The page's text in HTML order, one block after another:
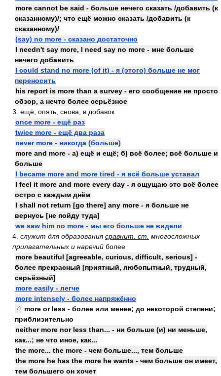
more cannot be said - больше нечего сказать /добавить (к
сказанному)/; что ещё можно сказать /добавить (к
сказанному)/
(say) no more - сказано достаточно
I needn't say more, I need say no more - мне больше
нечего добавить
I could stand no more (of it) - я (этого) больше не мог
переносить
his report is more than a survey - его сообщение не просто
обзор, а нечто более серьёзное
3. ещё; опять, снова; в добавок
once more - ещё раз
twice more - ещё два раза
never more - никогда (больше)
more and more - а) ещё и ещё; б) всё более; всё больше и
больше
I became more and more tired - я всё больше уставал
I feel it more and more every day - я ощущаю это всё более
остро с каждым днём
I shall not return [go there] any more - я больше не
вернусь [не пойду туда]
we saw him no more - мы его больше не видели
4. служит для образованиясравнит. ст. многосложных
прилагательных и наречий более
more beautiful [agreeable, curious, difficult, serious] -
более прекрасный [приятный, любопытный, трудный,
серьёзный]
more easily - легче
more intensely - более напряжённо
♢ more or less - более или менее; до некоторой степени;
приблизительно
neither more nor less than... - ни больше (и) ни меньше,
как...; не что иное, как...
the more... the more - чем больше..., тем больше
the more he has the more he wants - чем больше он имеет,
тем большего он хочет